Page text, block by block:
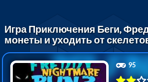
Игра Приключения Беги,
монеты и уходить от
95